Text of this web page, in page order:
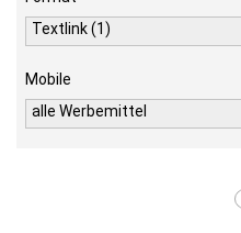
Textlink (1)
Mobile
alle Werbemittel